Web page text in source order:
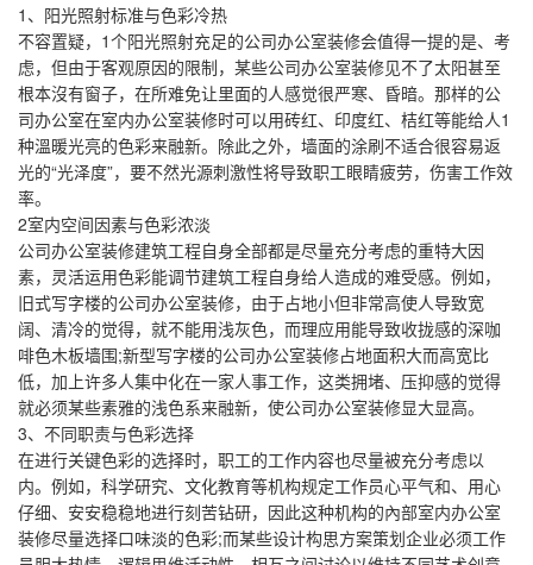
1、阳光照射标准与色彩冷热
不容置疑，1个阳光照射充足的公司办公室装修会值得一提的是、考
虑，但由于客观原因的限制，某些公司办公室装修见不了太阳甚至
根本沒有窗子，在所难免让里面的人感觉很严寒、昏暗。那样的公
司办公室在室内办公室装修时可以用砖红、印度红、桔红等能给人1
种溫暖光亮的色彩来融新。除此之外，墙面的涂刷不适合很容易返
光的“光泽度”，要不然光源刺激性将导致职工眼睛疲劳，伤害工作效
率。
2室内空间因素与色彩浓淡
公司办公室装修建筑工程自身全部都是尽量充分考虑的重特大因
素，灵活运用色彩能调节建筑工程自身给人造成的难受感。例如，
旧式写字楼的公司办公室装修，由于占地小但非常高使人导致宽
阔、清冷的觉得，就不能用浅灰色，而理应用能导致收拢感的深咖
啡色木板墙围;新型写字楼的公司办公室装修占地面积大而高宽比
低，加上许多人集中化在一家人事工作，这类拥堵、压抑感的觉得
就必须某些素雅的浅色系来融新，使公司办公室装修显大显高。
3、不同职责与色彩选择
在进行关键色彩的选择时，职工的工作内容也尽量被充分考虑以
内。例如，科学研究、文化教育等机构规定工作员心平气和、用心
仔细、安安稳稳地进行刻苦钻研，因此这种机构的內部室内办公室
装修尽量选择口味淡的色彩;而某些设计构思方案策划企业必须工作